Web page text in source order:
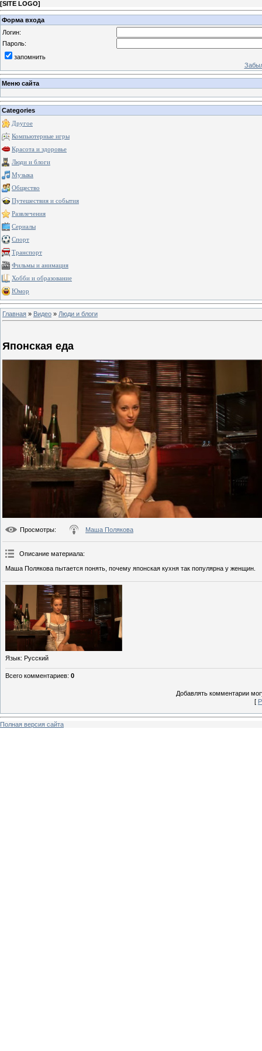
[SITE LOGO]
Форма входа
Логин:
Пароль:
запомнить
Меню сайта
Categories
Другое
Компьютерные игры
Красота и здоровье
Люди и блоги
Музыка
Общество
Путешествия и события
Развлечения
Сериалы
Спорт
Транспорт
Фильмы и анимация
Хобби и образование
Юмор
Главная » Видео » Люди и блоги
Японская еда
Просмотры: Маша Полякова
Описание материала:
Маша Полякова пытается понять, почему японская кухня так популярна у женщин.
Язык: Русский
Всего комментариев: 0
Добавлять комментарии
[
Полная версия сайта